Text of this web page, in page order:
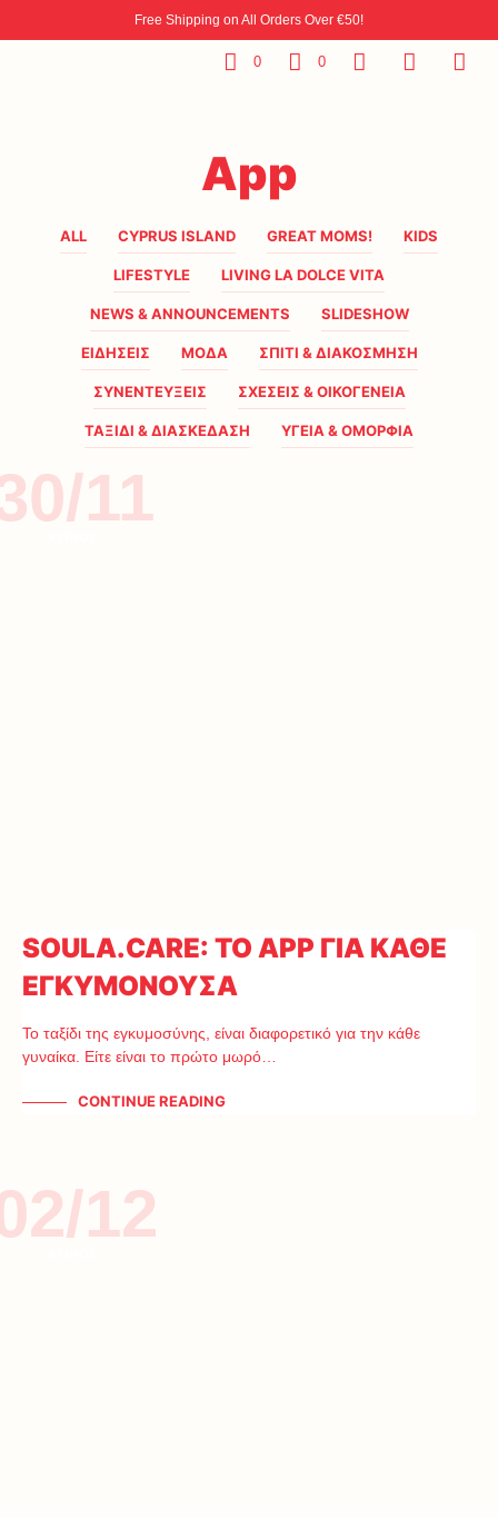
Free Shipping on All Orders Over €50!
0 0
App
ALL CYPRUS ISLAND GREAT MOMS! KIDS
LIFESTYLE LIVING LA DOLCE VITA
NEWS & ANNOUNCEMENTS SLIDESHOW
ΕΙΔΗΣΕΙΣ ΜΟΔΑ ΣΠΙΤΙ & ΔΙΑΚΟΣΜΗΣΗ
ΣΥΝΕΝΤΕΥΞΕΙΣ ΣΧΕΣΕΙΣ & ΟΙΚΟΓΕΝΕΙΑ
ΤΑΞΙΔΙ & ΔΙΑΣΚΕΔΑΣΗ ΥΓΕΙΑ & ΟΜΟΡΦΙΑ
11
SOULA.CARE: ΤΟ APP ΓΙΑ ΚΑΘΕ
ΕΓΚΥΜΟΝΟΥΣΑ
Το ταξίδι της εγκυμοσύνης, είναι διαφορετικό για την κάθε
γυναίκα. Είτε είναι το πρώτο μωρό…
CONTINUE READING
12